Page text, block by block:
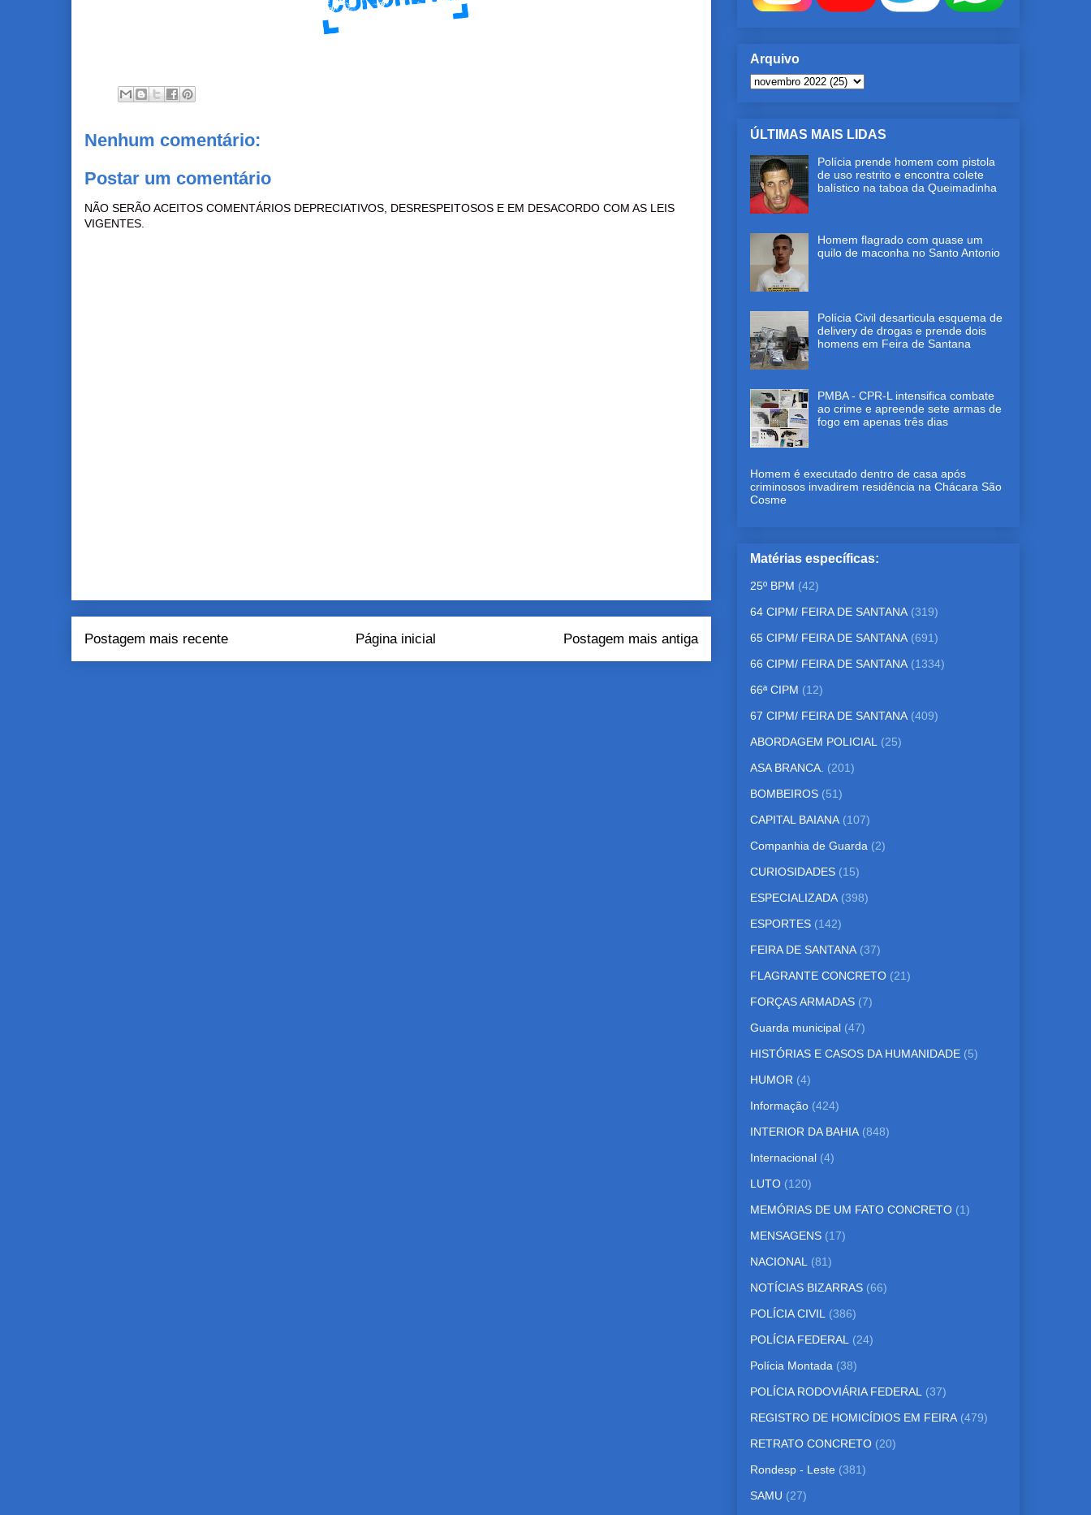
Nenhum comentário:
Postar um comentário
NÃO SERÃO ACEITOS COMENTÁRIOS DEPRECIATIVOS, DESRESPEITOSOS E EM DESACORDO COM AS LEIS
VIGENTES.
Postagem mais recente Postagem mais antiga
Página inicial
Arquivo
ÚLTIMAS MAIS LIDAS
Polícia prende homem com pistola
de uso restrito e encontra colete
balístico na taboa da Queimadinha
Homem flagrado com quase um
quilo de maconha no Santo Antonio
Polícia Civil desarticula esquema de
delivery de drogas e prende dois
homens em Feira de Santana
PMBA - CPR-L intensifica combate
ao crime e apreende sete armas de
fogo em apenas três dias
Homem é executado dentro de casa após
criminosos invadirem residência na Chácara São
Cosme
Matérias específicas:
25º BPM (42)
64 CIPM/ FEIRA DE SANTANA (319)
65 CIPM/ FEIRA DE SANTANA (691)
66 CIPM/ FEIRA DE SANTANA (1334)
66ª CIPM (12)
67 CIPM/ FEIRA DE SANTANA (409)
ABORDAGEM POLICIAL (25)
ASA BRANCA. (201)
BOMBEIROS (51)
CAPITAL BAIANA (107)
Companhia de Guarda (2)
CURIOSIDADES (15)
ESPECIALIZADA (398)
ESPORTES (142)
FEIRA DE SANTANA (37)
FLAGRANTE CONCRETO (21)
FORÇAS ARMADAS (7)
Guarda municipal (47)
HISTÓRIAS E CASOS DA HUMANIDADE (5)
HUMOR (4)
Informação (424)
INTERIOR DA BAHIA (848)
Internacional (4)
LUTO (120)
MEMÓRIAS DE UM FATO CONCRETO (1)
MENSAGENS (17)
NACIONAL (81)
NOTÍCIAS BIZARRAS (66)
POLÍCIA CIVIL (386)
POLÍCIA FEDERAL (24)
Polícia Montada (38)
POLÍCIA RODOVIÁRIA FEDERAL (37)
REGISTRO DE HOMICÍDIOS EM FEIRA (479)
RETRATO CONCRETO (20)
Rondesp - Leste (381)
SAMU (27)